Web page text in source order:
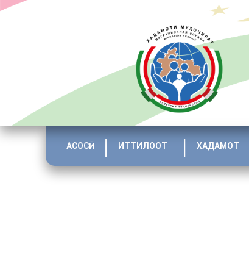
АСОСӢ ИТТИЛООТ ХАДАМОТ